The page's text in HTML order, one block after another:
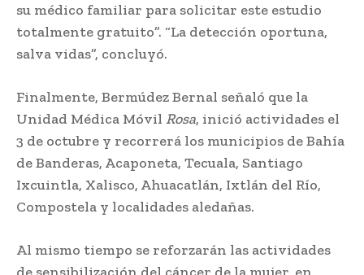
su médico familiar para solicitar este estudio
totalmente gratuito”. “La detección oportuna,
salva vidas”, concluyó.
Finalmente, Bermúdez Bernal señaló que la
Unidad Médica Móvil Rosa, inició actividades el
3 de octubre y recorrerá los municipios de Bahía
de Banderas, Acaponeta, Tecuala, Santiago
Ixcuintla, Xalisco, Ahuacatlán, Ixtlán del Río,
Compostela y localidades aledañas.
Al mismo tiempo se reforzarán las actividades